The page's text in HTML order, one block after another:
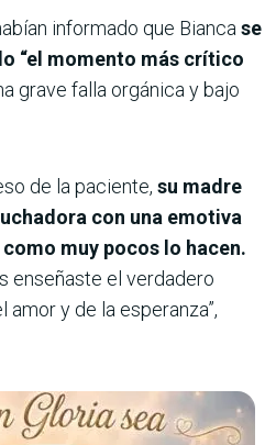
informado que Biancase
“el momento más crítico
grave falla orgánica y bajo
de la paciente, su madre
con una emotiva
muy pocos lo hacen.
enseñaste el verdadero
y de la esperanza”,